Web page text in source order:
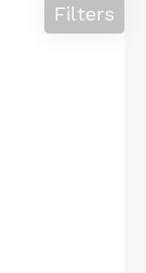
Filters